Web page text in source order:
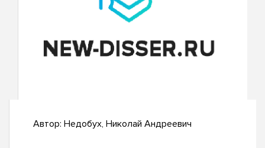
Автор: Недобух, Николай Андреевич